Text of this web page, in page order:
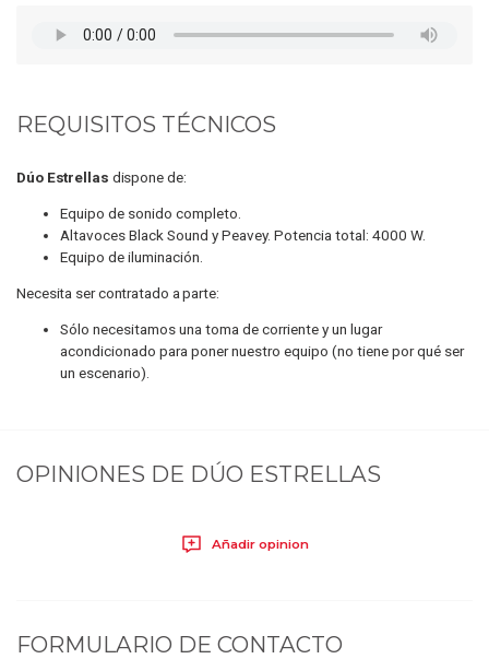
REQUISITOS TÉCNICOS
Dúo Estrellas dispone de:
Equipo de sonido completo.
Altavoces Black Sound y Peavey. Potencia total: 4000 W.
Equipo de iluminación.
Necesita ser contratado a parte:
Sólo necesitamos una toma de corriente y un lugar
acondicionado para poner nuestro equipo (no tiene por qué ser
un escenario).
OPINIONES DE DÚO ESTRELLAS
Añadir opinion
FORMULARIO DE CONTACTO